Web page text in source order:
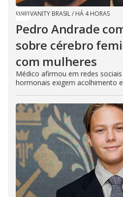
VANITY BRASIL/ HÁ 4 HORAS
Pedro Andrade
sobre cérebro
com mulheres
Médico afirmou em redes
hormonais exigem acolhimento